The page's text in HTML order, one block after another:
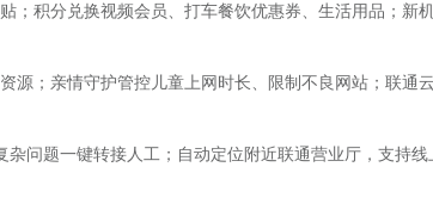
；积分兑换视频会员、打车餐饮优惠券、生活用品；新
源；亲情守护管控儿童上网时长、限制不良网站；联通
问题一键转接人工；自动定位附近联通营业厅，支持